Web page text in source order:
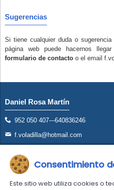
Sugerencias
Si tiene cualquier duda o
página web puede hacernos
formulario de contacto o el email
Daniel Rosa Martín
952 050 407---640836246
f.voladilla@hotmail.com
Consentimiento
Este sitio web utiliza cookies o